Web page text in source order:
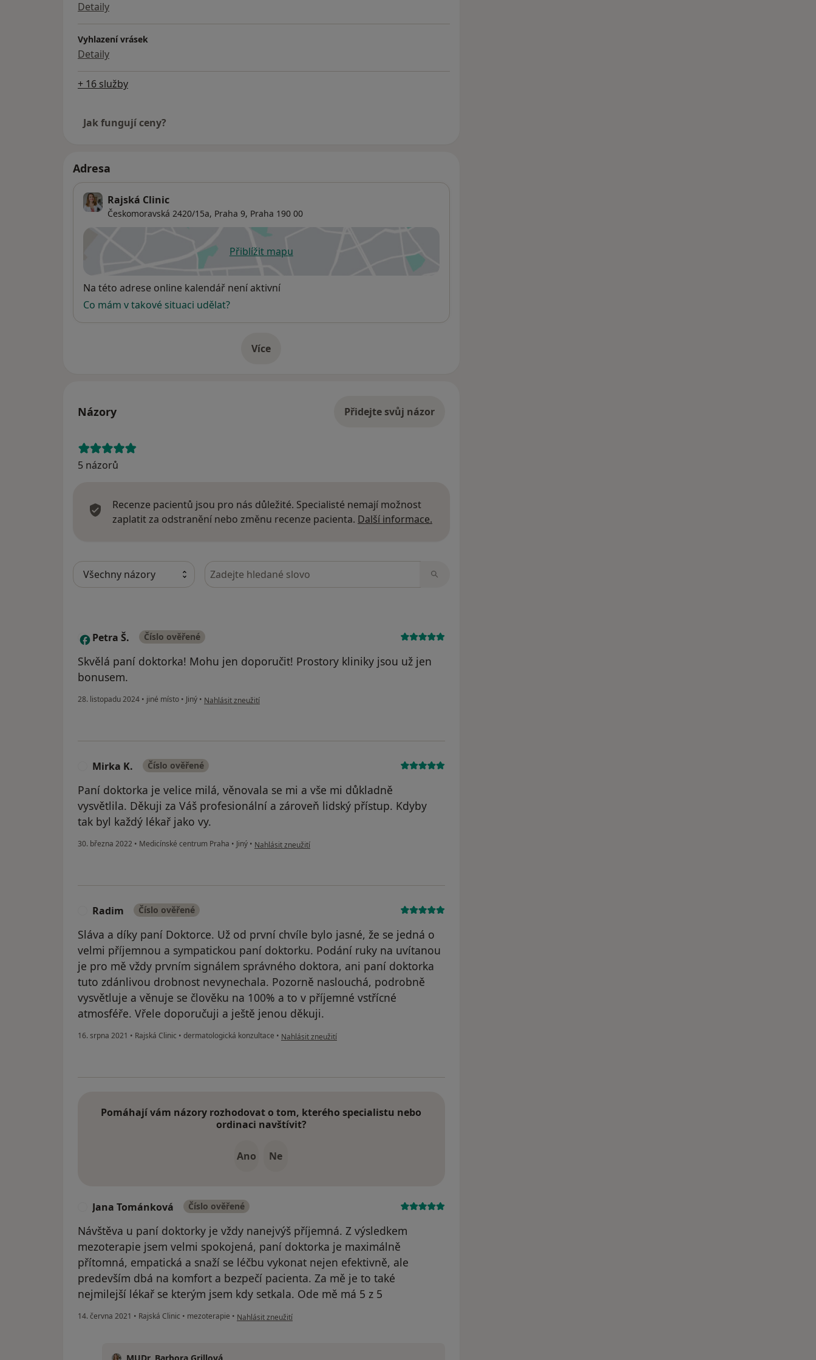
Detaily
Vyhlazení vrásek
Detaily
+ 16 služby
Jak fungují ceny?
Adresa
Rajská Clinic
Českomoravská 2420/15a, Praha 9, Praha 190 00
Přiblížit mapuse otevře v nové záložce
Dostupnost
Na této adrese online kalendář není aktivní
Co mám v takové situaci udělat?
Víceo adrese
Názory Přidejte svůj názor
5 názorů
Recenze pacientů jsou pro nás důležité. Specialisté nemají možnost
zaplatit za odstranění nebo změnu recenze pacienta. Další informace.
Hledejte v názorech
P Petra Š. Číslo ověřené
Skvělá paní doktorka! Mohu jen doporučit! Prostory kliniky jsou už jen
bonusem.
28. listopadu 2024 • jiné místo • Jiný • podle názoru uživatele Petra Š.
Nahlásit zneužití
Mirka K. Číslo ověřené
Paní doktorka je velice milá, věnovala se mi a vše mi důkladně
vysvětlila. Děkuji za Váš profesionální a zároveň lidský přístup. Kdyby
tak byl každý lékař jako vy.
30. března 2022 • Medicínské centrum Praha • Jiný • podle názoru uživatele Mirka K.
Nahlásit zneužití
Radim Číslo ověřené
Sláva a díky paní Doktorce. Už od první chvíle bylo jasné, že se jedná o
velmi příjemnou a sympatickou paní doktorku. Podání ruky na uvítanou
je pro mě vždy prvním signálem správného doktora, ani paní doktorka
tuto zdánlivou drobnost nevynechala. Pozorně naslouchá, podrobně
vysvětluje a věnuje se člověku na 100% a to v příjemné vstřícné
atmosféře. Vřele doporučuji a ještě jenou děkuji.
16. srpna 2021 • Rajská Clinic • dermatologická konzultace • podle názoru uživatele Radim
Nahlásit zneužití
Pomáhají vám názory rozhodovat o tom, kterého specialistu nebo
ordinaci navštívit?
Ano Ne
Jana Tománková Číslo ověřené
Návštěva u paní doktorky je vždy nanejvýš příjemná. Z výsledkem
mezoterapie jsem velmi spokojená, paní doktorka je maximálně
přítomná, empatická a snaží se léčbu vykonat nejen efektivně, ale
predevším dbá na komfort a bezpečí pacienta. Za mě je to také
nejmilejší lékař se kterým jsem kdy setkala. Ode mě má 5 z 5
14. června 2021 • Rajská Clinic • mezoterapie • podle názoru uživatele Jana Tománková
Nahlásit zneužití